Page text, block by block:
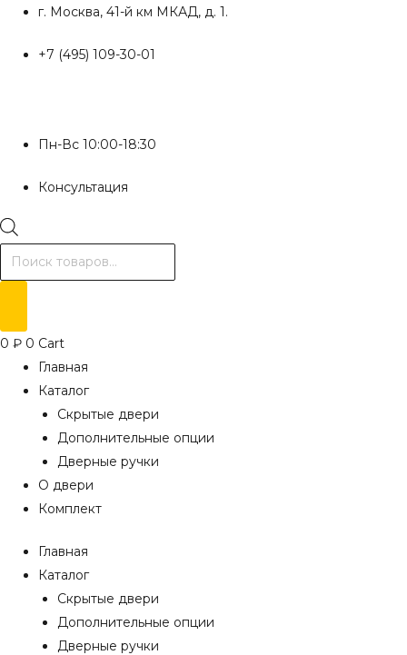
Перейти
содержимому
г. Москва, 41-й км МКАД, д. 1.
+7 (495) 109-30-01
Пн-Вс 10:00-18:30
Консультация
Поиск
товаров
0 ₽ 0 Cart
Главная
Каталог
Скрытые двери
Дополнительные опции
Дверные ручки
О двери
Комплект
Главная
Каталог
Скрытые двери
Дополнительные опции
Дверные ручки